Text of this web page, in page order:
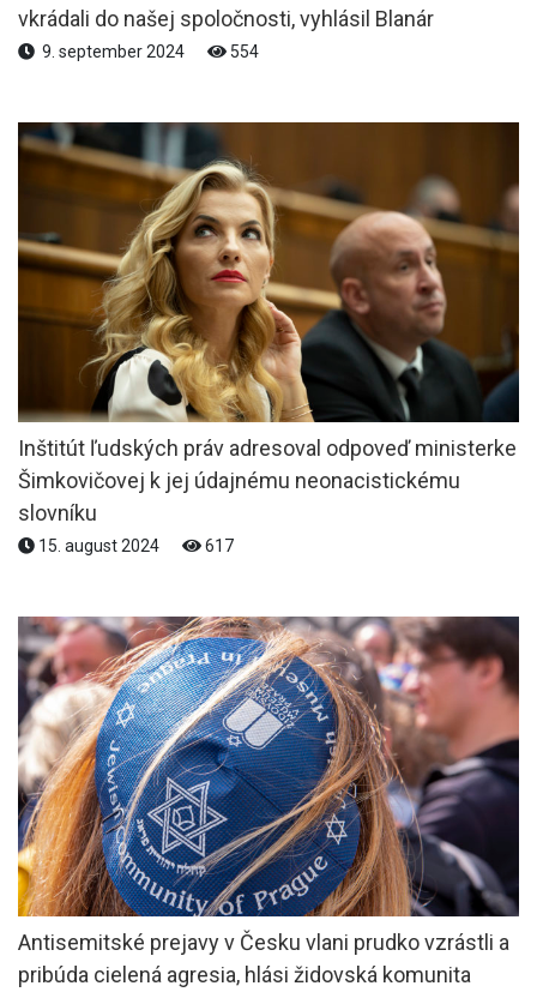
vkrádali do našej spoločnosti, vyhlásil Blanár
9. september 2024 554
Inštitút ľudských práv adresoval odpoveď ministerke
Šimkovičovej k jej údajnému neonacistickému
slovníku
15. august 2024 617
Antisemitské prejavy v Česku vlani prudko vzrástli a
pribúda cielená agresia, hlási židovská komunita